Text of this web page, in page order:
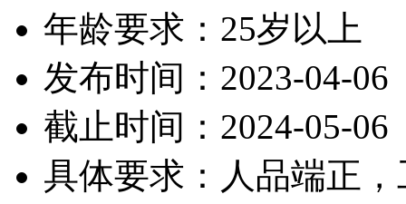
年龄要求：25岁以上
发布时间：2023-04-06
截止时间：2024-05-06
具体要求：人品端正